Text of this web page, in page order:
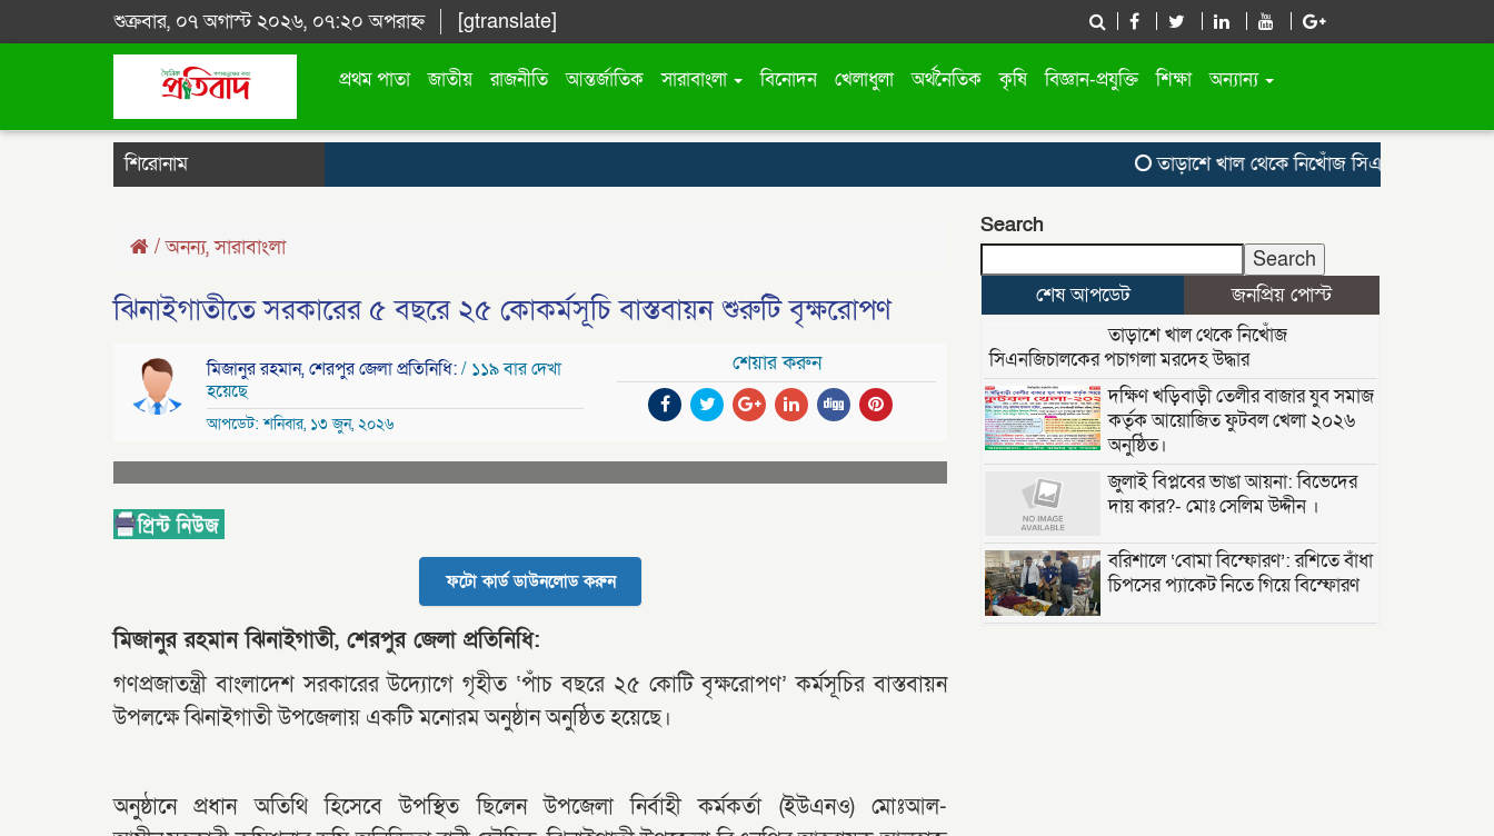
শুক্রবার, ০৭ অগাস্ট ২০২৬, ০৭:২০ অপরাহ্ন [gtranslate]
প্রথম পাতা জাতীয় রাজনীতি আন্তর্জাতিক সারাবাংলা বিনোদন খেলাধুলা অর্থনৈতিক কৃষি বিজ্ঞান-প্রযুক্তি শিক্ষা অন্যান্য
শিরোনাম তাড়াশে খাল থেকে নিখোঁজ সিএনজিচালকের
/অনন্য,সারাবাংলা
ঝিনাইগাতীতে সরকারের ৫ বছরে ২৫ কোকর্মসূচি বাস্তবায়ন শুরুটি বৃক্ষরোপণ
মিজানুর রহমান, শেরপুর জেলা প্রতিনিধি:/ ১১৯ বার দেখা
হয়েছে
আপডেট: শনিবার, ১৩ জুন, ২০২৬
শেয়ার করুন
ফটো কার্ড ডাউনলোড করুন
মিজানুর রহমান ঝিনাইগাতী, শেরপুর জেলা প্রতিনিধি:
গণপ্রজাতন্ত্রী বাংলাদেশ সরকারের উদ্যোগে গৃহীত ‘পাঁচ বছরে ২৫ কোটি বৃক্ষরোপণ’ কর্মসূচির বাস্তবায়ন
উপলক্ষে ঝিনাইগাতী উপজেলায় একটি মনোরম অনুষ্ঠান অনুষ্ঠিত হয়েছে।
অনুষ্ঠানে প্রধান অতিথি হিসেবে উপস্থিত ছিলেন উপজেলা নির্বাহী কর্মকর্তা (ইউএনও) মোঃআল-
Search
Search
শেষ আপডেট
জনপ্রিয় পোস্ট
তাড়াশে খাল থেকে নিখোঁজ
সিএনজিচালকের পচাগলা মরদেহ উদ্ধার
দক্ষিণ খড়িবাড়ী তেলীর বাজার যুব সমাজ
কর্তৃক আয়োজিত ফুটবল খেলা ২০২৬
অনুষ্ঠিত।
জুলাই বিপ্লবের ভাঙা আয়না: বিভেদের
দায় কার?- মোঃ সেলিম উদ্দীন ।
বরিশালে ‘বোমা বিস্ফোরণ’: রশিতে বাঁধা
চিপসের প্যাকেট নিতে গিয়ে বিস্ফোরণ